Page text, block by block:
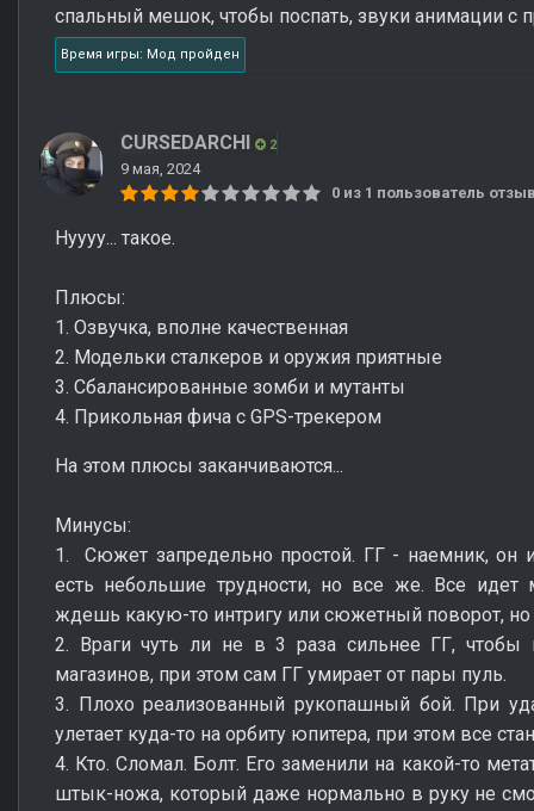
спальный мешок, чтобы поспать, звуки анимации
Время игры: Мод пройден
CURSEDARCHI 2
9 мая, 2024
0 из 1 пользователь
Нуууу... такое.
Плюсы:
1. Озвучка, вполне качественная
2. Модельки сталкеров и оружия приятные
3. Сбалансированные зомби и мутанты
4. Прикольная фича с GPS-трекером
На этом плюсы заканчиваются...
Минусы:
1. Сюжет запредельно простой. ГГ - наемник, он
есть небольшие трудности, но все же. Все идет
ждешь какую-то интригу или сюжетный поворот, но
2. Враги чуть ли не в 3 раза сильнее ГГ, чтобы
магазинов, при этом сам ГГ умирает от пары пуль.
3. Плохо реализованный рукопашный бой. При
улетает куда-то на орбиту юпитера, при этом все
4. Кто. Сломал. Болт. Его заменили на какой-то
штык-ножа, который даже нормально в руку не